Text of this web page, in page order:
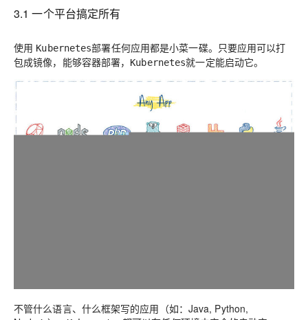
3.1 一个平台搞定所有
使用 Kubernetes部署任何应用都是小菜一碟。只要应用可以打
包成镜像，能够容器部署，
Kubernetes就一定能启动它。
不管什么语言、什么框架写的应用（如：Java, Python,